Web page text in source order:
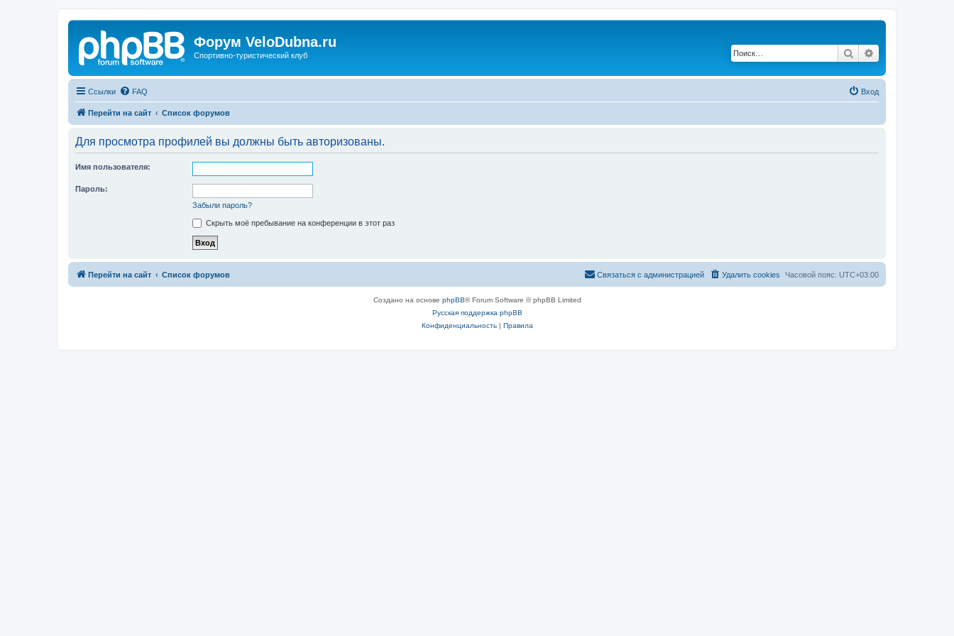
Форум VeloDubna.ru
Спортивно-туристический клуб Поиск
Ссылки FAQ Вход
Перейти на сайт Список форумов
Для просмотра профилей вы должны быть авторизованы.
Имя пользователя:
Пароль:
Забыли пароль?
Скрыть моё пребывание на конференции в этот раз
Перейти на сайт Список форумов Часовой пояс: UTC+03:00
Удалить cookies
Связаться с администрацией
Создано на основе phpBB® Forum Software © phpBB Limited
Русская поддержка phpBB
Конфиденциальность| Правила